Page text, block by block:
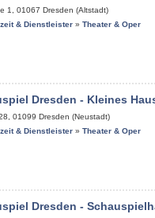
1 01067 Dresden (Altstadt)
& Dienstleister » Theater & Oper
Dresden - Kleines
01099 Dresden (Neustadt)
& Dienstleister » Theater & Oper
Dresden -